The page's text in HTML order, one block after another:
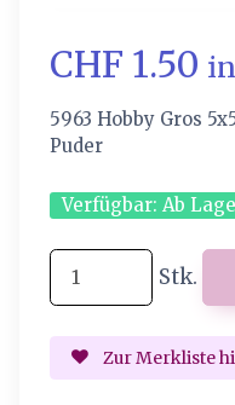
CHF 1.50
5963 Hobby Gros
Puder
Verfügbar: Ab
Stk.
Zur Merkliste